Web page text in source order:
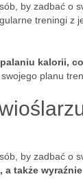
by zadbać o
treningi z
kalorii,
planu
by zadbać o
także